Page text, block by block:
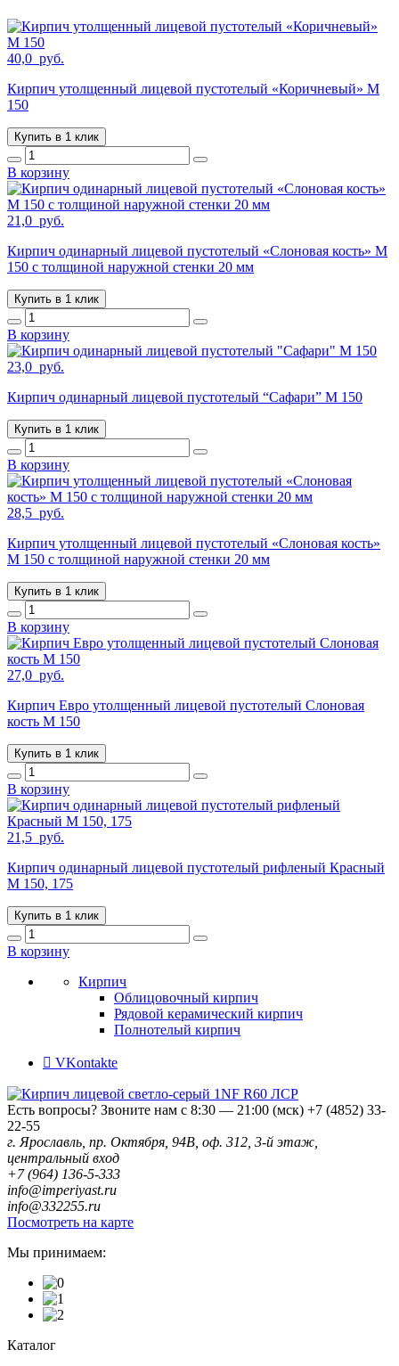
40,0 руб.
Кирпич утолщенный лицевой пустотелый «Коричневый» М
150
Купить в 1 клик
В корзину
21,0 руб.
Кирпич одинарный лицевой пустотелый «Слоновая кость» М
150 с толщиной наружной стенки 20 мм
Купить в 1 клик
В корзину
23,0 руб.
Кирпич одинарный лицевой пустотелый “Сафари” М 150
Купить в 1 клик
В корзину
28,5 руб.
Кирпич утолщенный лицевой пустотелый «Слоновая кость»
М 150 с толщиной наружной стенки 20 мм
Купить в 1 клик
В корзину
27,0 руб.
Кирпич Евро утолщенный лицевой пустотелый Слоновая
кость М 150
Купить в 1 клик
В корзину
21,5 руб.
Кирпич одинарный лицевой пустотелый рифленый Красный
М 150, 175
Купить в 1 клик
В корзину
Кирпич
Облицовочный кирпич
Рядовой керамический кирпич
Полнотелый кирпич
VKontakte
Есть вопросы? Звоните нам с 8:30 — 21:00 (мск) +7 (4852) 33-
22-55
г. Ярославль, пр. Октября, 94В, оф. 312, 3-й этаж,
центральный вход
+7 (964) 136-5-333
info@imperiyast.ru
info@332255.ru
Посмотреть на карте
Мы принимаем:
Каталог